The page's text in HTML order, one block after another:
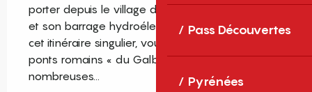
Pass Découvertes
Pyrénées
porter depuis le village de Réal vers Puyvalador
et son barrage hydroélectrique. En parcourant
cet itinéraire singulier, vous pourrez traverser les
ponts romains « du Galbe » et observer les
nombreuses...